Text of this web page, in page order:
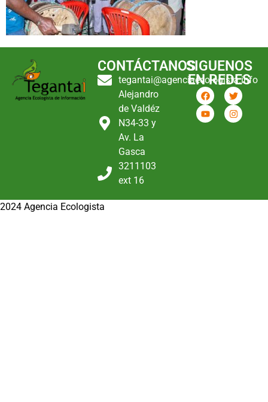
CONTÁCTANOS
tegantai@agenciaecologista.info
Alejandro
de Valdéz
N34-33 y
Av. La
Gasca
3211103
ext 16
SIGUENOS
EN REDES
2024 Agencia Ecologista